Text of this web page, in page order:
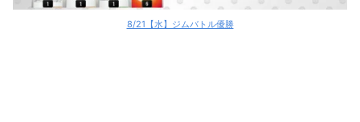
8/21【水】ジムバトル優勝